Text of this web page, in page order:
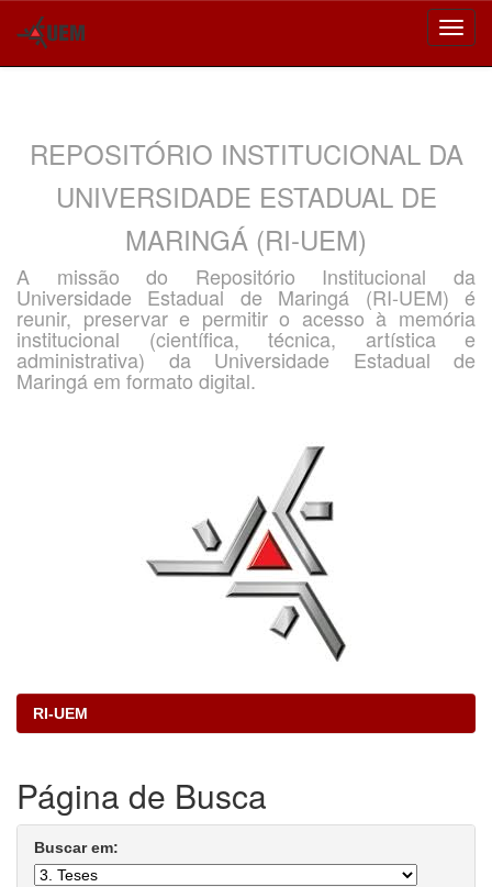
REPOSITÓRIO INSTITUCIONAL DA
UNIVERSIDADE ESTADUAL DE
MARINGÁ (RI-UEM)
A missão do Repositório Institucional da
Universidade Estadual de Maringá (RI-UEM) é
reunir, preservar e permitir o acesso à memória
institucional (científica, técnica, artística e
administrativa) da Universidade Estadual de
Maringá em formato digital.
RI-UEM
Página de Busca
Buscar em: